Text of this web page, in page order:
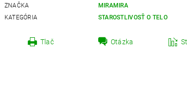
ZNAČKA
MIRAMIRA
KATEGÓRIA
STAROSTLIVOSŤ O TELO
Tlač Otázka